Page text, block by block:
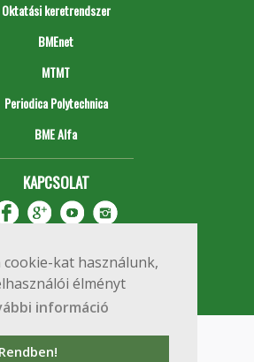
kat használunk,
élményt
információ
Rendben!
Oktatási keretrendszer
BMEnet
MTMT
Periodica Polytechnica
BME Alfa
KAPCSOLAT
© 2020 BME Építőmérnöki Kar